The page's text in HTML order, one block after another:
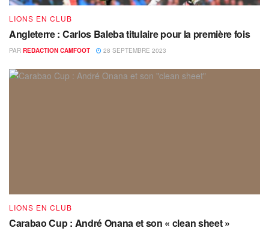
LIONS EN CLUB
Angleterre : Carlos Baleba titulaire pour la première fois
PAR REDACTION CAMFOOT 28 SEPTEMBRE 2023
LIONS EN CLUB
Carabao Cup : André Onana et son « clean sheet »